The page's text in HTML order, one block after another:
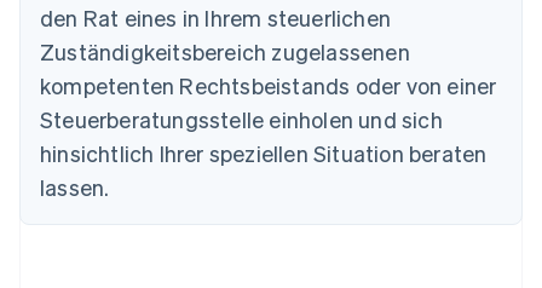
den Rat eines in Ihrem steuerlichen
Zuständigkeitsbereich zugelassenen
kompetenten Rechtsbeistands oder von einer
Steuerberatungsstelle einholen und sich
hinsichtlich Ihrer speziellen Situation beraten
lassen.
DeutschEnglish
Estland
English
Festlandchina
简体中文English
Finnland
Frankreich
FrançaisEnglish